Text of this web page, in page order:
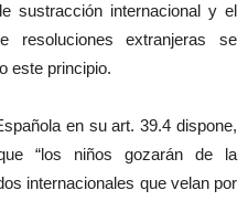
sustracción internacional y el
resoluciones extranjeras se
este principio.
en su art. 39.4 dispone,
“los niños gozarán de la
internacionales que velan por